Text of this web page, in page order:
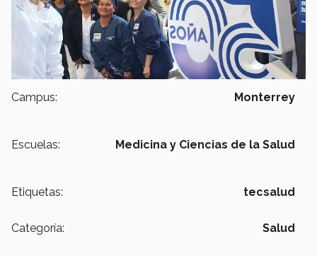
Campus: Monterrey
Escuelas: Medicina y Ciencias de la Salud
Etiquetas: tecsalud
Categoría: Salud